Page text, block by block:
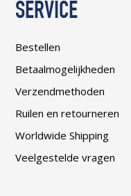
SERVICE
Bestellen
Betaalmogelijkheden
Verzendmethoden
Ruilen en retourneren
Worldwide Shipping
Veelgestelde vragen